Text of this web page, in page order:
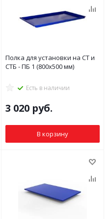
Полка для установки на СТ и
СТБ - ПБ 1 (800x500 мм)
Есть в наличии
3 020 руб.
В корзину